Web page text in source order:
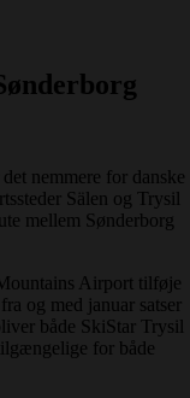
nemmere for danske
Sälen og Trysil
mellem Sønderborg
Airport tilføje
og med januar satser
både SkiStar Trysil
for både